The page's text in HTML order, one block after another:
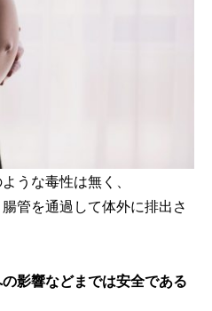
うな毒性は無く、
管を通過して体外に排出さ
影響などまでは安全である